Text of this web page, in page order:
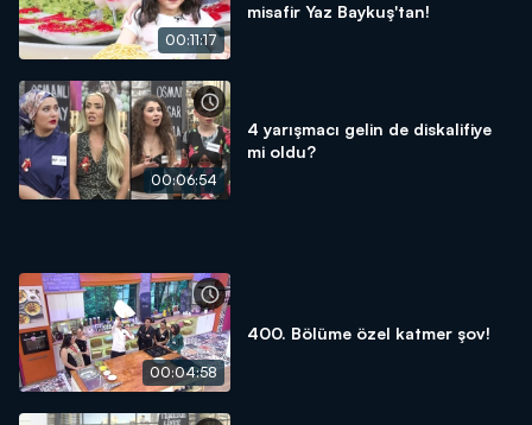
00:11:17
misafir Yaz Baykuş'tan!
00:06:54
4 yarışmacı gelin de diskalifiye
mi oldu?
00:04:58
400. Bölüme özel katmer şov!